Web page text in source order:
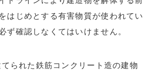
はじめとする有害物質が使われてい
ず確認しなくてはいけません。
られた鉄筋コンクリート造の建物